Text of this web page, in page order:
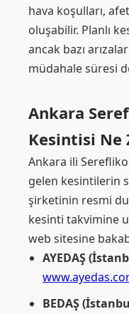
hava koşulları,
oluşabilir. Planlı
ancak bazı
müdahale süresi
Ankara
Kesintisi Ne
Ankara ili
gelen kesintilerin
şirketinin resmi
kesinti takvimine
web sitesine
AYEDAŞ
BEDAŞ